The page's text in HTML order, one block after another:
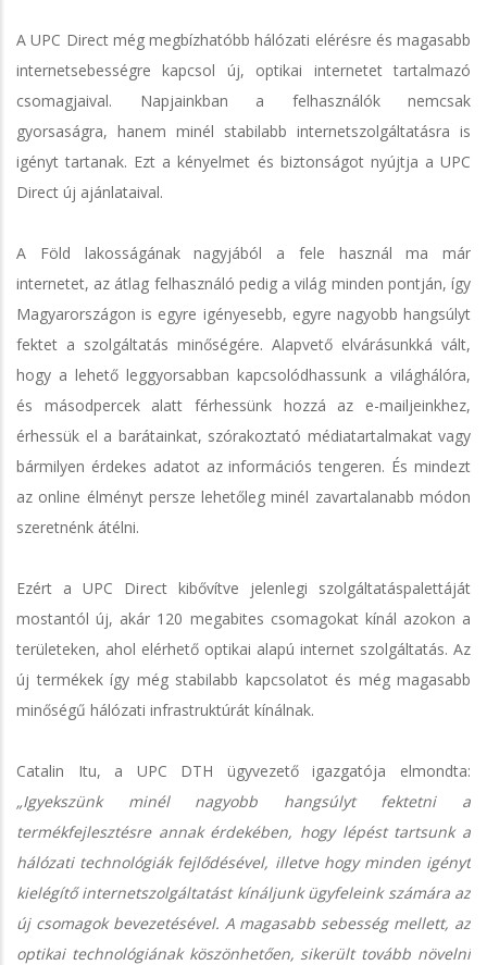
A UPC Direct még megbízhatóbb hálózati elérésre és magasabb
internetsebességre kapcsol új, optikai internetet tartalmazó
csomagjaival. Napjainkban a felhasználók nemcsak
gyorsaságra, hanem minél stabilabb internetszolgáltatásra is
igényt tartanak. Ezt a kényelmet és biztonságot nyújtja a UPC
Direct új ajánlataival.
A Föld lakosságának nagyjából a fele használ ma már
internetet, az átlag felhasználó pedig a világ minden pontján, így
Magyarországon is egyre igényesebb, egyre nagyobb hangsúlyt
fektet a szolgáltatás minőségére. Alapvető elvárásunkká vált,
hogy a lehető leggyorsabban kapcsolódhassunk a világhálóra,
és másodpercek alatt férhessünk hozzá az e-mailjeinkhez,
érhessük el a barátainkat, szórakoztató médiatartalmakat vagy
bármilyen érdekes adatot az információs tengeren. És mindezt
az online élményt persze lehetőleg minél zavartalanabb módon
szeretnénk átélni.
Ezért a UPC Direct kibővítve jelenlegi szolgáltatáspalettáját
mostantól új, akár 120 megabites csomagokat kínál azokon a
területeken, ahol elérhető optikai alapú internet szolgáltatás. Az
új termékek így még stabilabb kapcsolatot és még magasabb
minőségű hálózati infrastruktúrát kínálnak.
Catalin Itu, a UPC DTH ügyvezető igazgatója elmondta:
„Igyekszünk minél nagyobb hangsúlyt fektetni a
termékfejlesztésre annak érdekében, hogy lépést tartsunk a
hálózati technológiák fejlődésével, illetve hogy minden igényt
kielégítő internetszolgáltatást kínáljunk ügyfeleink számára az
új csomagok bevezetésével. A magasabb sebesség mellett, az
optikai technológiának köszönhetően, sikerült tovább növelni